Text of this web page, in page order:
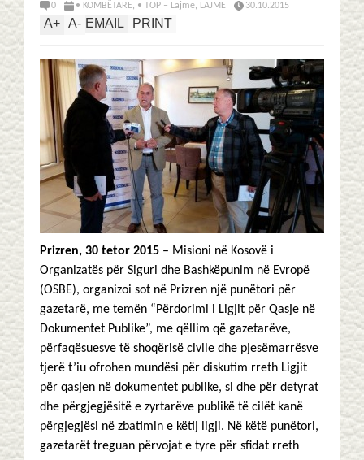
0 • KOMBËTARE, • TOP – Lajme, LAJME 30.10.2015
A+ A- EMAIL PRINT
Prizren, 30 tetor 2015 – Misioni në Kosovë i
Organizatës për Siguri dhe Bashkëpunim në Evropë
(OSBE), organizoi sot në Prizren një punëtori për
gazetarë, me temën “Përdorimi i Ligjit për Qasje në
Dokumentet Publike”, me qëllim që gazetarëve,
përfaqësuesve të shoqërisë civile dhe pjesëmarrësve
tjerë t’iu ofrohen mundësi për diskutim rreth Ligjit
për qasjen në dokumentet publike, si dhe për detyrat
dhe përgjegjësitë e zyrtarëve publikë të cilët kanë
përgjegjësi në zbatimin e këtij ligji. Në këtë punëtori,
gazetarët treguan përvojat e tyre për sfidat rreth